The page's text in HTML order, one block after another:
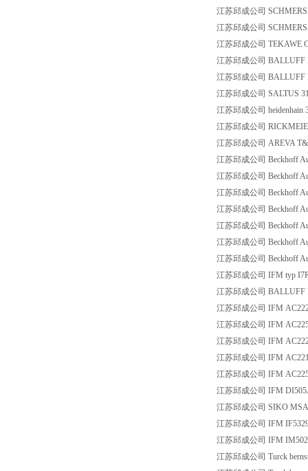
江苏邱成公司
江苏邱成公司
江苏邱成公司 TEKAWE
江苏邱成公司 BALLUFF
江苏邱成公司 BALLUFF
江苏邱成公司 SALTUS
江苏邱成公司 heidenhain
江苏邱成公司
江苏邱成公司 AREVA
江苏邱成公司 Beckhoff
江苏邱成公司 Beckhoff
江苏邱成公司 Beckhoff
江苏邱成公司 Beckhoff
江苏邱成公司 Beckhoff
江苏邱成公司 Beckhoff
江苏邱成公司 Beckhoff
江苏邱成公司 IFM typ
江苏邱成公司 BALLUFF
江苏邱成公司 IFM
江苏邱成公司 IFM
江苏邱成公司 IFM
江苏邱成公司 IFM
江苏邱成公司 IFM
江苏邱成公司 IFM
江苏邱成公司 SIKO
江苏邱成公司 IFM
江苏邱成公司 IFM
江苏邱成公司 Turck